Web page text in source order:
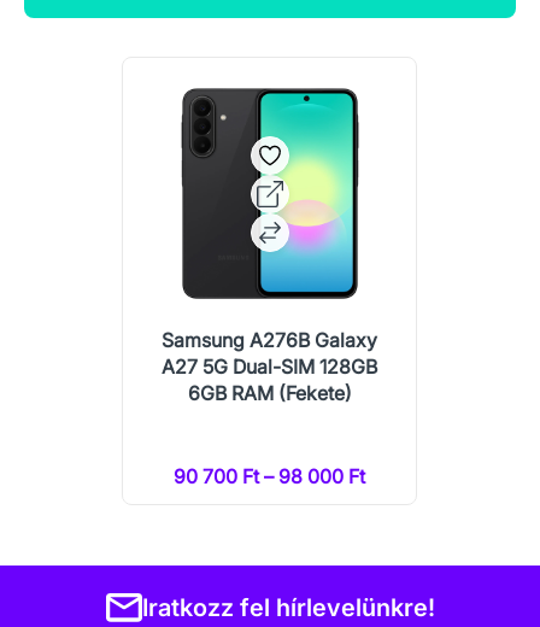
Samsung A276B Galaxy
A27 5G Dual-SIM 128GB
6GB RAM (Fekete)
90 700 Ft – 98 000 Ft
Iratkozz fel hírlevelünkre!